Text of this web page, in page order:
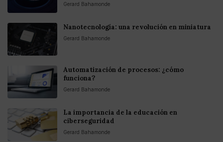
Gerard Bahamonde
Nanotecnología: una revolución en miniatura
Gerard Bahamonde
Automatización de procesos: ¿cómo
funciona?
Gerard Bahamonde
La importancia de la educación en
ciberseguridad
Gerard Bahamonde